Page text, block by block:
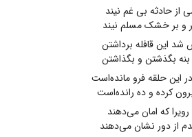
از حادثه بی غم نیند
و بر خشک مسلم نیند
این قافله برداشتن
بگذشتن و بگذاشتن
این حلقه فرو مانده‌است
کرده و ده رانده‌است
رویرا که امان می‌دهند
از دور نشان می‌دهند